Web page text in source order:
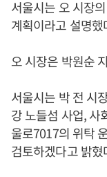
서울시는 오 시장
계획이라고 설명했
오 시장은 박원순
서울시는 박 전 시
강 노들섬 사업, 사
울로7017의 위탁
검토하겠다고 밝혔